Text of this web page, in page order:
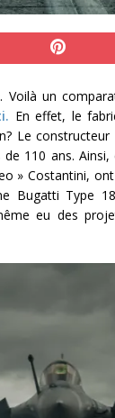
. Voilà un
En effet, le
Le
110 ans.
» Costantini, ont
Bugatti Type
eu des